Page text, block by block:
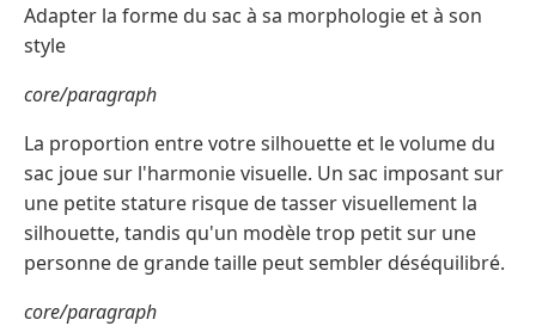
Adapter la forme du sac à sa morphologie et à son
style
core/paragraph
La proportion entre votre silhouette et le volume du
sac joue sur l'harmonie visuelle. Un sac imposant sur
une petite stature risque de tasser visuellement la
silhouette, tandis qu'un modèle trop petit sur une
personne de grande taille peut sembler déséquilibré.
core/paragraph